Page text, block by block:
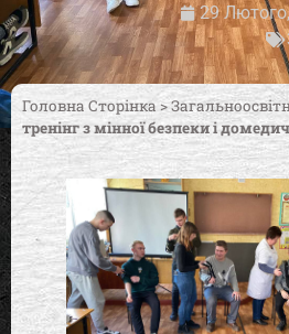
29
Головна Сторінка >
тренінг з мінної безпеки і